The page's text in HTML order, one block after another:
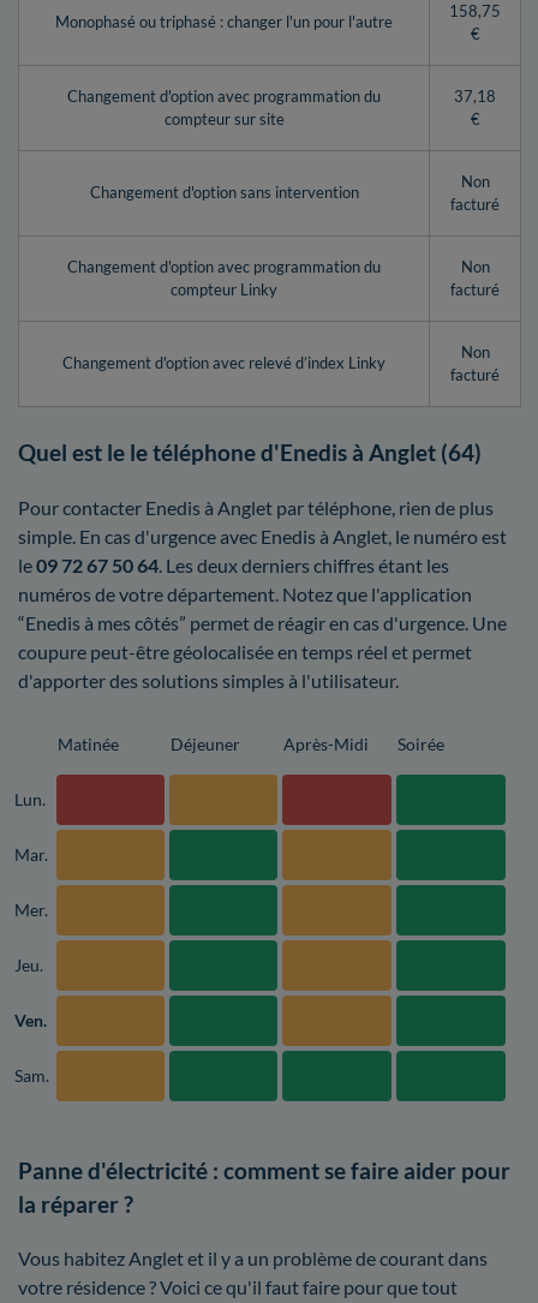
Monophasé ou triphasé : changer l'un pour l'autre
158,75
€
Changement d'option avec programmation du
compteur sur site
37,18
€
Changement d'option sans intervention
Non
facturé
Changement d'option avec programmation du
compteur Linky
Non
facturé
Changement d'option avec relevé d’index Linky
Non
facturé
Quel est le le téléphone d'Enedis à Anglet (64)
Pour contacter Enedis à Anglet par téléphone, rien de plus
simple. En cas d'urgence avec Enedis à Anglet, le numéro est
le09 72 67 50 64 . Les deux derniers chiffres étant les
numéros de votre département. Notez que l'application
“Enedis à mes côtés” permet de réagir en cas d'urgence. Une
coupure peut-être géolocalisée en temps réel et permet
d'apporter des solutions simples à l'utilisateur.
Matinée Déjeuner Après-Midi Soirée
Lun.
Mar.
Mer.
Jeu.
Ven.
Sam.
Panne d'électricité : comment se faire aider pour
la réparer ?
Vous habitez Anglet et il y a un problème de courant dans
votre résidence ? Voici ce qu'il faut faire pour que tout